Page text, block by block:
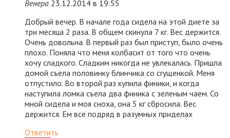
Венера 23.12.2014 в 19:55
Добрый вечер. В начале года сидела на этой диете за
три месяца 2 раза. В общем скинула 7 кг. Вес держится.
Очень довольна. В первый раз был приступ, было очень
плохо. Поняла что меня колбасит от того что очень
хочу сладкого. Сладким никогда не увлекалась. Пришла
домой съела половинку блинчика со сгущенкой. Меня
отпустило. Во второй раз купила финики, и когда
наступила ломка съела два финика с зеленым чаем. Со
мной сидела и моя сноха, она 5 кг сбросила. Вес
держится. Ем все подряд в разумных приделах
Ответить